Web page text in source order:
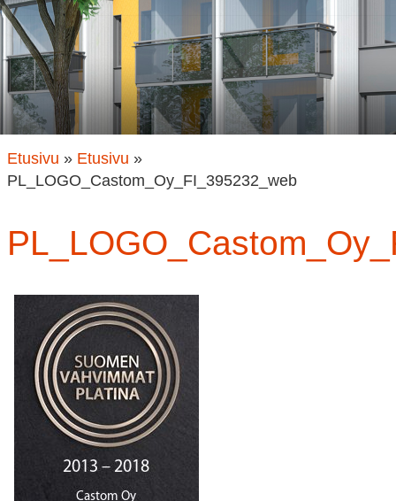
Etusivu » Etusivu »
PL_LOGO_Castom_Oy_FI_395232_web